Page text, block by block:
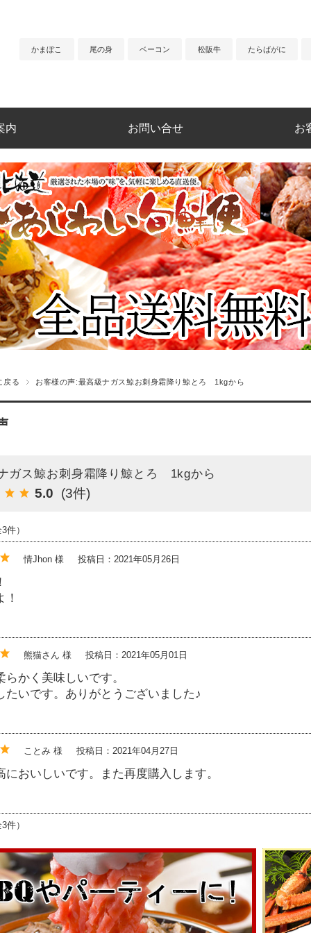
かまぼこ 尾の身 ベーコン 松阪牛 たらばがに
内 お問い合せ お
戻る お客様の声:最高級ナガス鯨お刺身霜降り鯨とろ 1kgから
ガス鯨お刺身霜降り鯨とろ 1kgから
5.0 (3件)
件）
情Jhon 様 投稿日：2021年05月26日
熊猫さん 様 投稿日：2021年05月01日
らかく美味しいです。
たいです。ありがとうございました♪
ことみ 様 投稿日：2021年04月27日
においしいです。また再度購入します。
件）